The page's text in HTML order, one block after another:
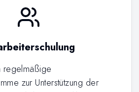
zur Unterstützung der